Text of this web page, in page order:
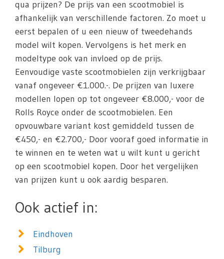
qua prijzen? De prijs van een scootmobiel is
afhankelijk van verschillende factoren. Zo moet u
eerst bepalen of u een nieuw of tweedehands
model wilt kopen. Vervolgens is het merk en
modeltype ook van invloed op de prijs.
Eenvoudige vaste scootmobielen zijn verkrijgbaar
vanaf ongeveer €1.000.-. De prijzen van luxere
modellen lopen op tot ongeveer €8.000,- voor de
Rolls Royce onder de scootmobielen. Een
opvouwbare variant kost gemiddeld tussen de
€450,- en €2.700,- Door vooraf goed informatie in
te winnen en te weten wat u wilt kunt u gericht
op een scootmobiel kopen. Door het vergelijken
van prijzen kunt u ook aardig besparen.
Ook actief in:
Eindhoven
Tilburg